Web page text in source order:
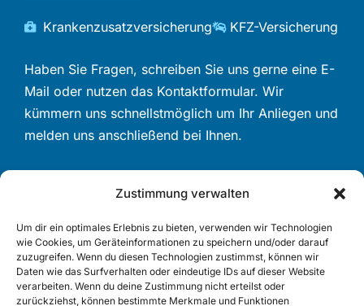
Zustimmung verwalten
Um dir ein optimales Erlebnis zu bieten, verwenden wir Technologien
wie Cookies, um Geräteinformationen zu speichern und/oder darauf
zuzugreifen. Wenn du diesen Technologien zustimmst, können wir
Daten wie das Surfverhalten oder eindeutige IDs auf dieser Website
verarbeiten. Wenn du deine Zustimmung nicht erteilst oder
zurückziehst, können bestimmte Merkmale und Funktionen
Krankenzusatzversicherung KFZ-Versicherung
Haben Sie Fragen, schreiben Sie uns gerne eine E-
Mail oder nutzen das Kontaktformular. Wir
kümmern uns schnellstmöglich um Ihr Anliegen und
melden uns anschließend bei Ihnen.
Beliebte Themen
Private Krankenvollversicherung
KFZ-Versicherung
Berufsunfähigkeitsversicherung